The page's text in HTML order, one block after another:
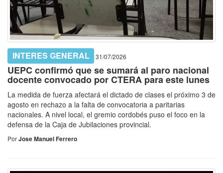
INTERES GENERAL 31/07/2026
UEPC confirmó que se sumará al paro nacional
docente convocado por CTERA para este lunes
La medida de fuerza afectará el dictado de clases el próximo 3 de
agosto en rechazo a la falta de convocatoria a paritarias
nacionales. A nivel local, el gremio cordobés puso el foco en la
defensa de la Caja de Jubilaciones provincial.
PorJose Manuel Ferrero